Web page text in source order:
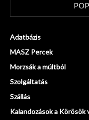
Adatbázis
MASZ Percek
Morzsák a múltból
Szolgáltatás
Szállás
Kalandozások a Körösök